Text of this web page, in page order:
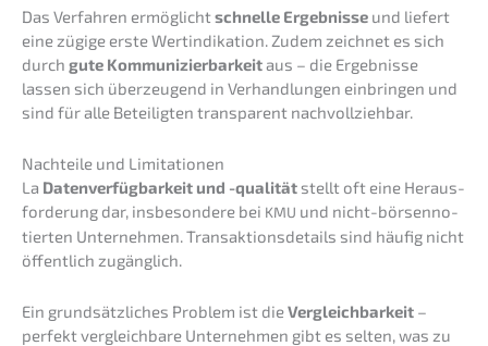
Das Verfah­ren ermög­lichtschnel­le Ergeb­nis­se und liefert
eine zügige erste Wertin­di­ka­ti­on. Zudem zeich­net es sich
durch gute Kommu­ni­zier­bar­keitaus – die Ergeb­nis­se
lassen sich überzeu­gend in Verhand­lun­gen einbrin­gen und
sind für alle Betei­lig­ten trans­pa­rent nachvollziehbar.
Nachtei­le und Limitationen
La Daten­ver­füg­bar­keit und -quali­tätstellt oft eine Heraus­
for­de­rung dar, insbe­son­de­re bei KMU und nicht-börsen­no­
tier­ten Unter­neh­men. Trans­ak­ti­ons­de­tails sind häufig nicht
öffent­lich zugänglich.
Ein grund­sätz­li­ches Problem ist dieVergleich­bar­keit –
perfekt vergleich­ba­re Unter­neh­men gibt es selten, was zu